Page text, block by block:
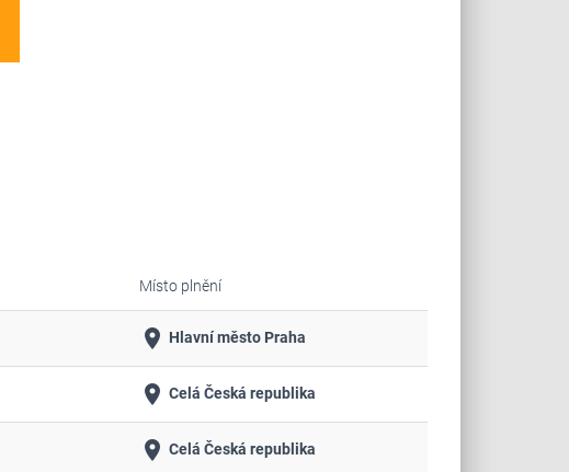
Místo plnění
place Hlavní město Praha
place Celá Česká republika
place Celá Česká republika